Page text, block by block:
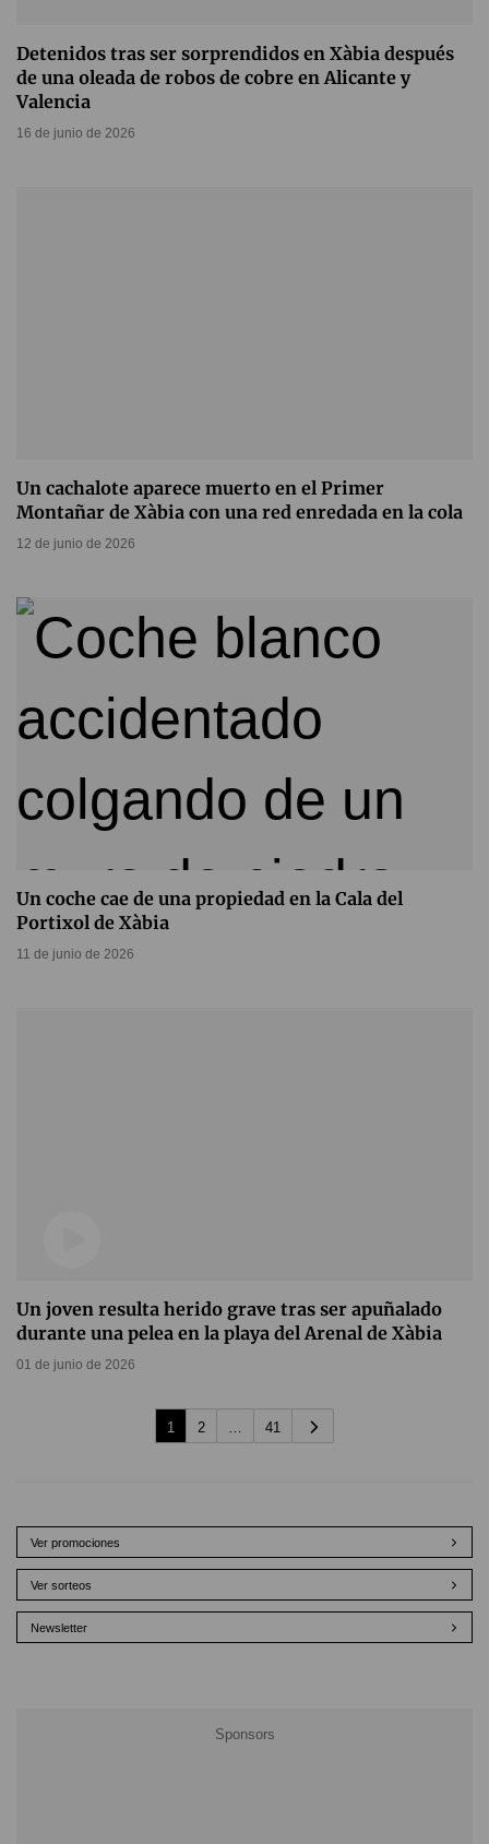
Detenidos tras ser sorprendidos en Xàbia después
de una oleada de robos de cobre en Alicante y
Valencia
16 de junio de 2026
Un cachalote aparece muerto en el Primer
Montañar de Xàbia con una red enredada en la cola
12 de junio de 2026
Un coche cae de una propiedad en la Cala del
Portixol de Xàbia
11 de junio de 2026
Un joven resulta herido grave tras ser apuñalado
durante una pelea en la playa del Arenal de Xàbia
01 de junio de 2026
1 2 41
Ver promociones
Ver sorteos
Newsletter